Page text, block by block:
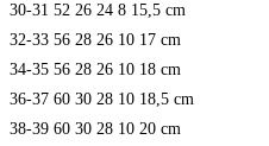
30-31 52 26 24 8 15,5 cm
32-33 56 28 26 10 17 cm
34-35 56 28 26 10 18 cm
36-37 60 30 28 10 18,5 cm
38-39 60 30 28 10 20 cm